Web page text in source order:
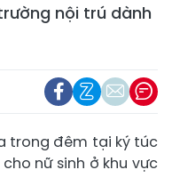
nội trú dành
trong đêm tại ký túc
nữ sinh ở khu vực